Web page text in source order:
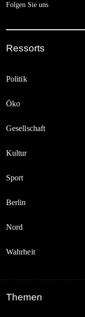
Folgen Sie uns
Ressorts
Politik
Öko
Gesellschaft
Kultur
Sport
Berlin
Nord
Wahrheit
Themen